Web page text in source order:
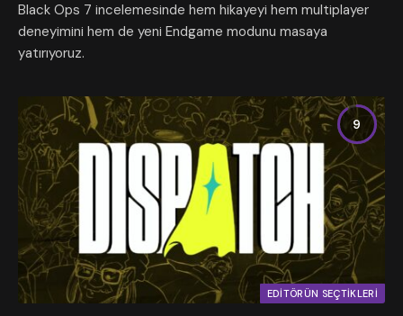
Black Ops 7 incelemesinde hem hikayeyi hem multiplayer
deneyimini hem de yeni Endgame modunu masaya
yatırıyoruz.
9
EDITÖRÜN SEÇTIKLERI